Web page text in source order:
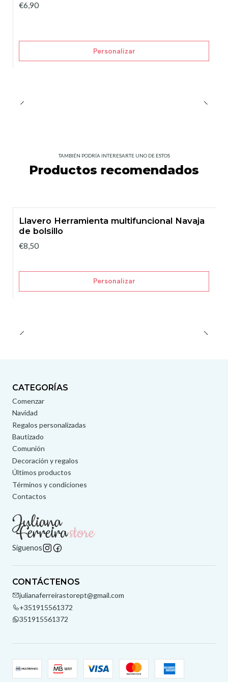
€6,90
Personalizar
TAMBIÉN PODRÍA INTERESARTE UNO DE ESTOS
Productos recomendados
Llavero Herramienta multifuncional Navaja
de bolsillo
€8,50
Personalizar
CATEGORÍAS
Comenzar
Navidad
Regalos personalizadas
Bautizado
Comunión
Decoración y regalos
Últimos productos
Términos y condiciones
Contactos
Síguenos
CONTÁCTENOS
julianaferreirastorept@gmail.com
+351915561372
351915561372